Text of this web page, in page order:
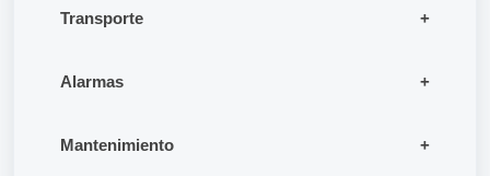
Transporte
Alarmas
Mantenimiento